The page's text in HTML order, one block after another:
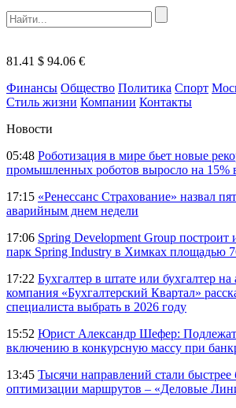
81.41 $ 94.06 €
Финансы Общество Политика Спорт
Стиль жизни Компании Контакты
Новости
05:48 Роботизация в мире бьет новые
промышленных роботов выросло на 15%
17:15 «Ренессанс Страхование» назвал
аварийным днем недели
17:06 Spring Development Group построит
парк Spring Industry в Химках площадью
17:22 Бухгалтер в штате или бухгалтер на
компания «Бухгалтерский Квартал»
специалиста выбрать в 2026 году
15:52 Юрист Александр Шефер:
включению в конкурсную массу при
13:45 Тысячи направлений стали быстрее
оптимизации маршрутов – «Деловые